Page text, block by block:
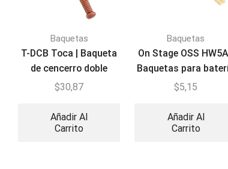
Baquetas
T-DCB Toca | Baqueta
de cencerro doble
$30,87
Añadir Al
Carrito
Baquetas
On Stage OSS
Baquetas para
5A
$5,15
Añadir Al
Carrito